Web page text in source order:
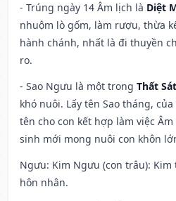
- Trúng ngày 14 Âm lịch là Diệt
nhuộm lò gốm, làm rượu, thừa
hành chánh, nhất là đi thuyền
ro.
- Sao Ngưu là một trong Thất
khó nuôi. Lấy tên Sao tháng,
tên cho con kết hợp làm việc
sinh mới mong nuôi con khôn
Ngưu: Kim Ngưu (con trâu): Kim
hôn nhân.